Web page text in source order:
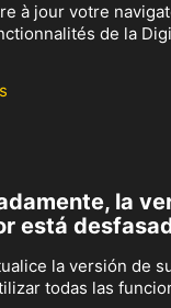
à jour votre
de la
la
está
la versión de
todas las